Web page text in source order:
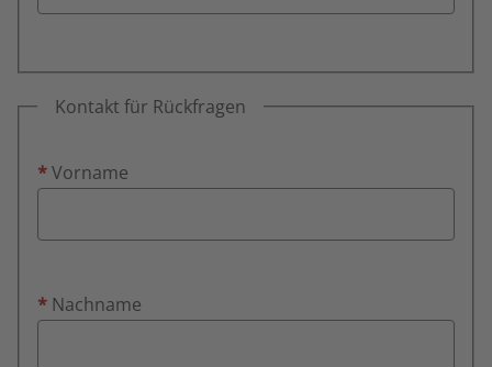
Kontakt für Rückfragen
*Vorname
* Nachname